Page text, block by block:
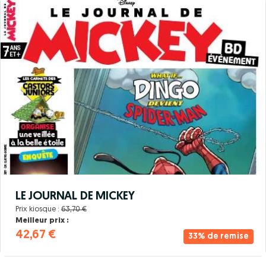
33% de remise
LE JOURNAL DE MICKEY
Prix kiosque : 63,70 €
Meilleur prix :
42,67 €